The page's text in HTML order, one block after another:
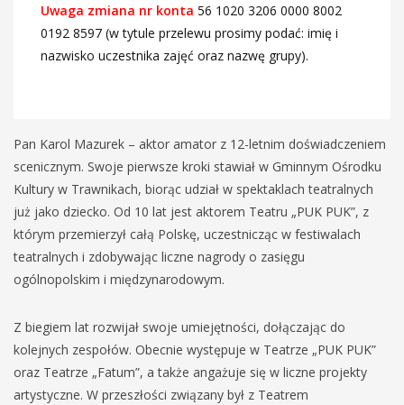
Uwaga zmiana nr konta 56 1020 3206 0000 8002
0192 8597 (w tytule przelewu prosimy podać: imię i
nazwisko uczestnika zajęć oraz nazwę grupy).
Pan Karol Mazurek – aktor amator z 12-letnim doświadczeniem
scenicznym. Swoje pierwsze kroki stawiał w Gminnym Ośrodku
Kultury w Trawnikach, biorąc udział w spektaklach teatralnych
już jako dziecko. Od 10 lat jest aktorem Teatru „PUK PUK”, z
którym przemierzył całą Polskę, uczestnicząc w festiwalach
teatralnych i zdobywając liczne nagrody o zasięgu
ogólnopolskim i międzynarodowym.
Z biegiem lat rozwijał swoje umiejętności, dołączając do
kolejnych zespołów. Obecnie występuje w Teatrze „PUK PUK”
oraz Teatrze „Fatum”, a także angażuje się w liczne projekty
artystyczne. W przeszłości związany był z Teatrem